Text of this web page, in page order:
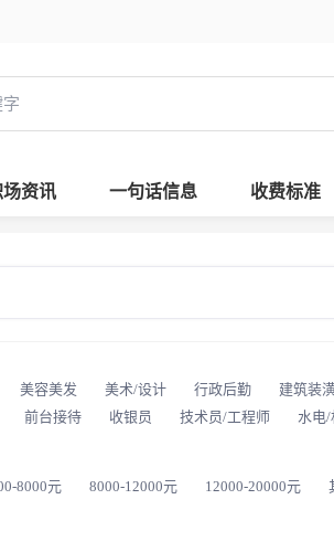
场资讯 一句话信息 收费标准
美容美发 美术/设计 行政后勤 建筑装
前台接待 收银员 技术员/工程师 水电/
8000元 8000-12000元 12000-20000元